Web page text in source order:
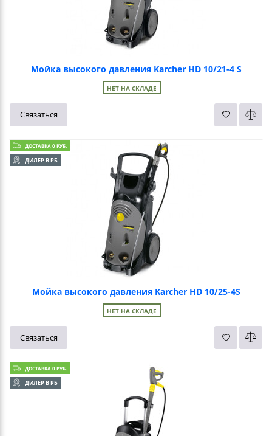
Мойка высокого давления Karcher HD 10/21-4 S
НЕТ НА СКЛАДЕ
Связаться
ДОСТАВКА 0 РУБ.
ДИЛЕР В РБ
Мойка высокого давления Karcher HD 10/25-4S
НЕТ НА СКЛАДЕ
Связаться
ДОСТАВКА 0 РУБ.
ДИЛЕР В РБ